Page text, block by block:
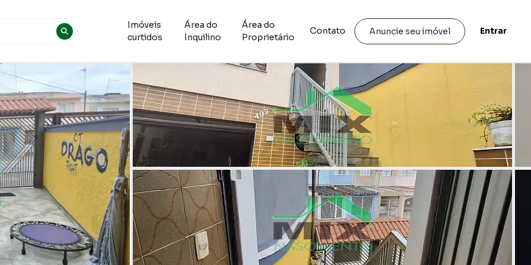
Imóveis
curtidos
Área do
Inquilino
Área do
Proprietário
Contato Anuncie seu imóvel Entrar